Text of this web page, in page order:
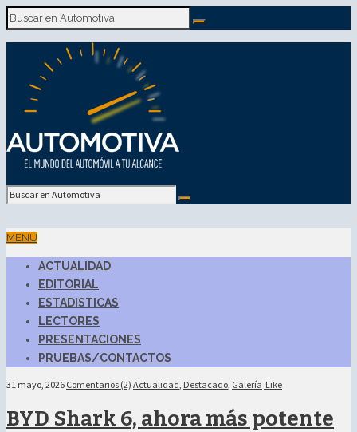
MENU
ACTUALIDAD
EDITORIAL
ESTADISTICAS
LECTORES
PRESENTACIONES
PRUEBAS/CONTACTOS
31 mayo, 2026 Comentarios (2) Actualidad, Destacado, Galería Like
BYD Shark 6, ahora más potente